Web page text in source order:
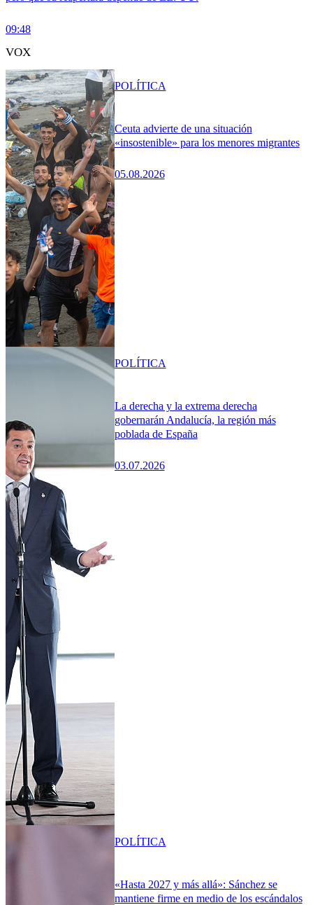
09:48
VOX
Ceuta advierte de una situación
«insostenible» para los menores migrantes
05.08.2026
POLÍTICA
La derecha y la extrema derecha
gobernarán Andalucía, la región más
poblada de España
03.07.2026
POLÍTICA
«Hasta 2027 y más allá»: Sánchez se
mantiene firme en medio de los escándalos
POLÍTICA